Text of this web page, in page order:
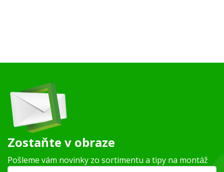
Zostaňte v obraze
Pošleme vám novinky zo sortimentu a tipy na montáž